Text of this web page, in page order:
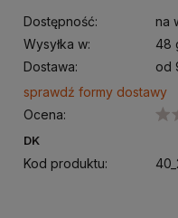
Dostępność:
na
Wysyłka w:
48
Dostawa:
od
Cena nie zawiera
sprawdź formy dostawy
Ocena:
DK
Kod produktu: